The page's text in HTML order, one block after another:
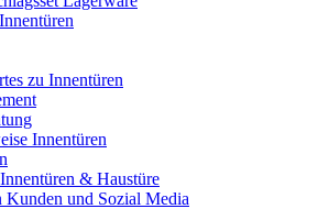
zu Innentüren
Innentüren
& Haustüre
Kunden und Sozial Media